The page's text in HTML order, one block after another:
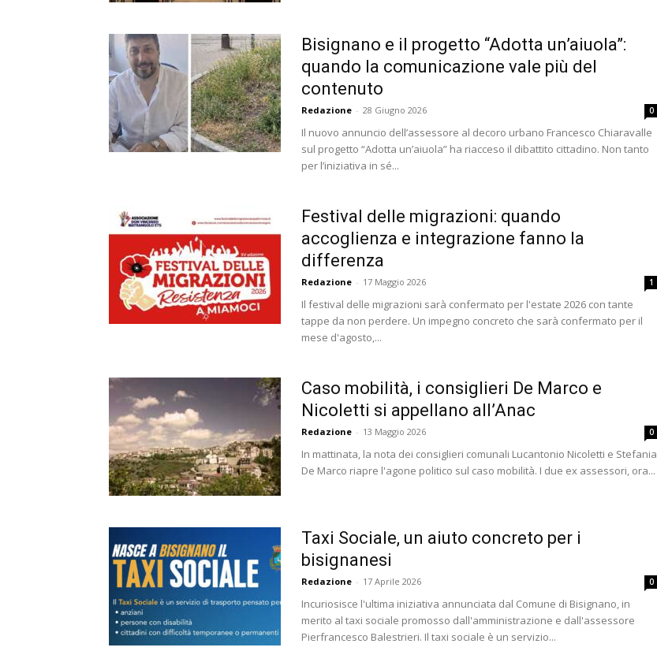
Bisignano e il progetto “Adotta un’aiuola”:
quando la comunicazione vale più del
contenuto
Redazione - 28 Giugno 2026 0
Il nuovo annuncio dell’assessore al decoro urbano Francesco Chiaravalle
sul progetto “Adotta un’aiuola” ha riacceso il dibattito cittadino. Non tanto
per l’iniziativa in sé...
Festival delle migrazioni: quando
accoglienza e integrazione fanno la
differenza
Redazione - 17 Maggio 2026 1
Il festival delle migrazioni sarà confermato per l'estate 2026 con tante
tappe da non perdere. Un impegno concreto che sarà confermato per il
mese d'agosto,...
Caso mobilità, i consiglieri De Marco e
Nicoletti si appellano all’Anac
Redazione - 13 Maggio 2026 0
In mattinata, la nota dei consiglieri comunali Lucantonio Nicoletti e Stefania
De Marco riapre l'agone politico sul caso mobilità. I due ex assessori, ora...
Taxi Sociale, un aiuto concreto per i
bisignanesi
Redazione - 17 Aprile 2026 0
Incuriosisce l'ultima iniziativa annunciata dal Comune di Bisignano, in
merito al taxi sociale promosso dall'amministrazione e dall'assessore
Pierfrancesco Balestrieri. Il taxi sociale è un servizio...